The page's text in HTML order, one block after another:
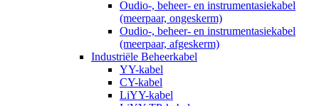
Oudio-, beheer- en instrumentasiekabel
(meerpaar, ongeskerm)
Oudio-, beheer- en instrumentasiekabel
(meerpaar, afgeskerm)
Industriële Beheerkabel
YY-kabel
CY-kabel
LiYY-kabel